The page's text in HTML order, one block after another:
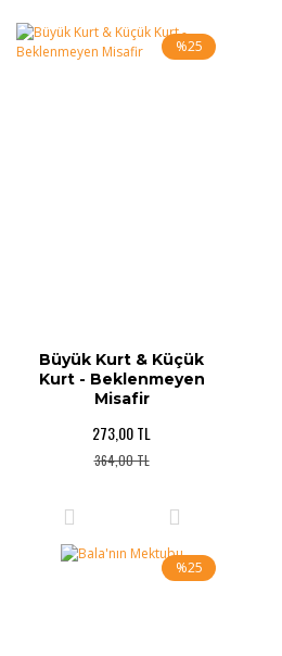
%25
Büyük Kurt & Küçük
Kurt - Beklenmeyen
Misafir
273,00 TL
364,00 TL
%25